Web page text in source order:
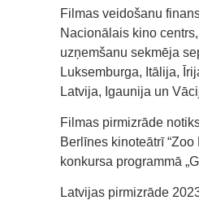
Filmas veidošanu
Nacionālais kino
uzņemšanu sekmēja
Luksemburga, Itālija,
Latvija, Igaunija un
Filmas pirmizrāde
Berlīnes kinoteātrī “Zoo
konkursa programmā
Latvijas pirmizrāde